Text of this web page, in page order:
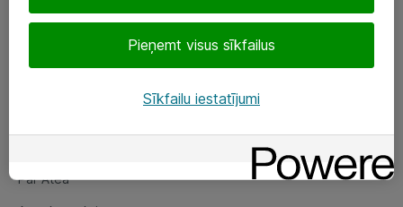
Sekojiet mums
Par Atea
Par Atea
Pieņemt visus sīkfailus
Sīkfailu iestatījumi